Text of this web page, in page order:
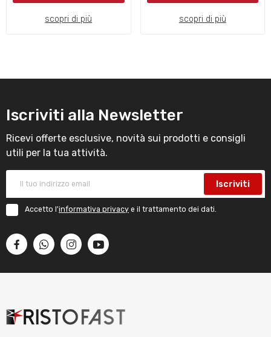
scopri di più scopri di più
Iscriviti alla Newsletter
Ricevi offerte esclusive, novità sui prodotti e consigli
utili per la tua attività.
Iscriviti
Accetto l'informativa privacy e il trattamento dei dati.